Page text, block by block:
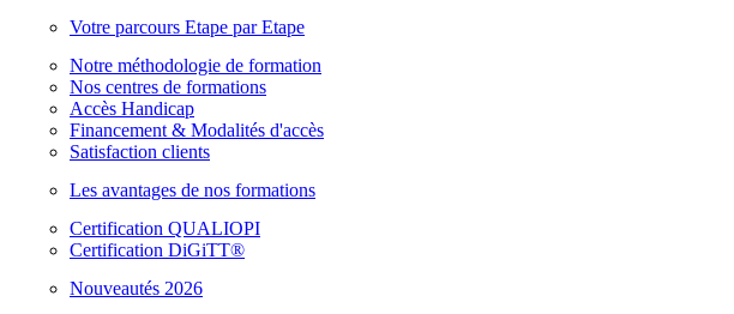
Votre parcours Etape par Etape
Notre méthodologie de formation
Nos centres de formations
Accès Handicap
Financement & Modalités d'accès
Satisfaction clients
Les avantages de nos formations
Certification QUALIOPI
Certification DiGiTT®
Nouveautés 2026